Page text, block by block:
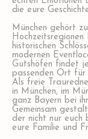
die eure
München gehört
Hochzeitsregionen
historischen
modernen
Gutshöfen findet
passenden Ort für
Als freie
in München, im
ganz Bayern bei
Gemeinsam
der nicht nur euch
eure Familie und